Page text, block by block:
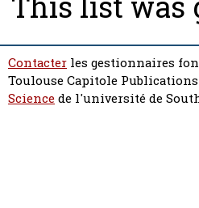
Contacter les gestionnaires
Toulouse Capitole
Sciencede l'université de